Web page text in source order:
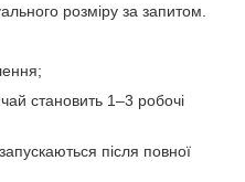
розміру за запитом.
становить 1–3 робочі
після повної